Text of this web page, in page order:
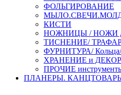
ФОЛЬГИРОВАНИЕ
МЫЛО.СВЕЧИ.МОЛДЫ
КИСТИ
НОЖНИЦЫ / НОЖИ
ТИСНЕНИЕ/
ФУРНИТУРА/
ХРАНЕНИЕ и ДЕКОР
ПРОЧИЕ
ПЛАНЕРЫ.